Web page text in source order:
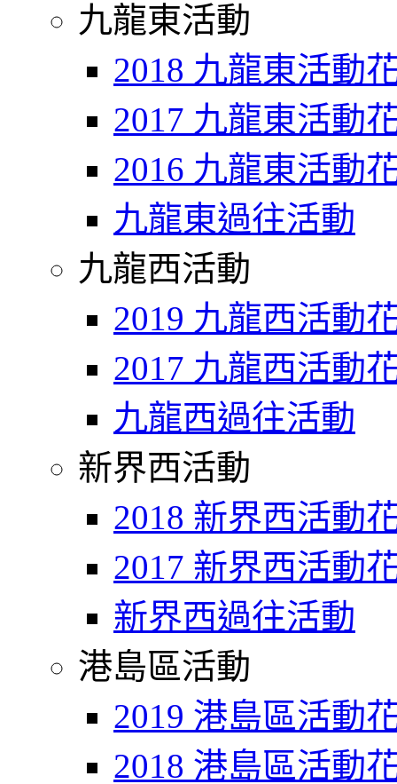
九龍東活動
2018 九龍東活動
2017 九龍東活動
2016 九龍東活動
九龍東過往活動
九龍西活動
2019 九龍西活動
2017 九龍西活動
九龍西過往活動
新界西活動
2018 新界西活動
2017 新界西活動
新界西過往活動
港島區活動
2019 港島區活動
2018 港島區活動